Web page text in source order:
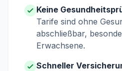
Keine
Tarife sind ohne
abschließbar,
Erwachsene.
Schneller